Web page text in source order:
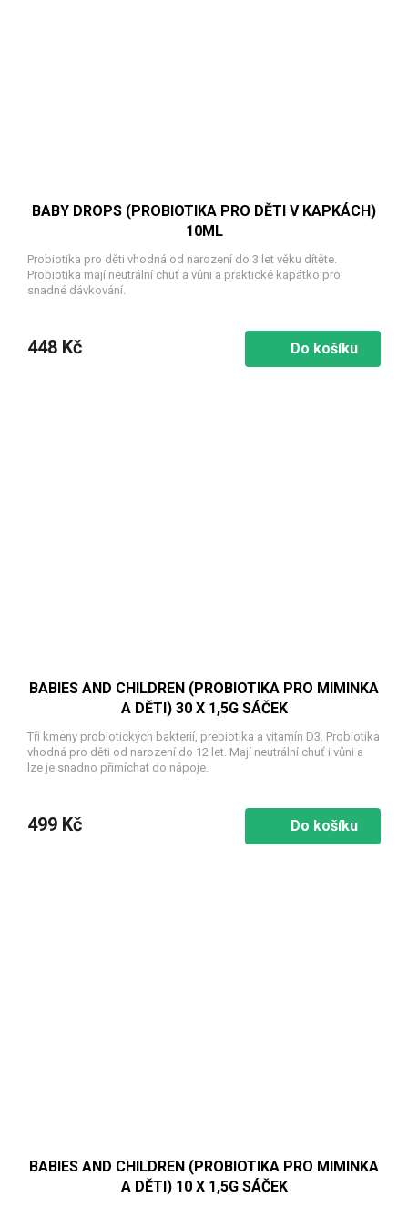
BABY DROPS (PROBIOTIKA PRO DĚTI V KAPKÁCH)
10ML
Probiotika pro děti vhodná od narození do 3 let věku dítěte.
Probiotika mají neutrální chuť a vůni a praktické kapátko pro
snadné dávkování.
448 Kč Do košíku
BABIES AND CHILDREN (PROBIOTIKA PRO MIMINKA
A DĚTI) 30 X 1,5G SÁČEK
Tři kmeny probiotických bakterií, prebiotika a vitamín D3. Probiotika
vhodná pro děti od narození do 12 let. Mají neutrální chuť i vůni a
lze je snadno přimíchat do nápoje.
499 Kč Do košíku
BABIES AND CHILDREN (PROBIOTIKA PRO MIMINKA
A DĚTI) 10 X 1,5G SÁČEK